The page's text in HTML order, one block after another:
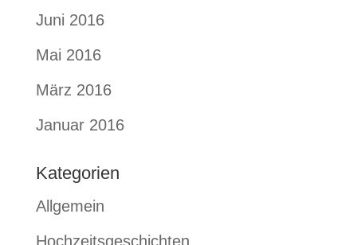
Juni 2016
Mai 2016
März 2016
Januar 2016
Kategorien
Allgemein
Hochzeitsgeschichten